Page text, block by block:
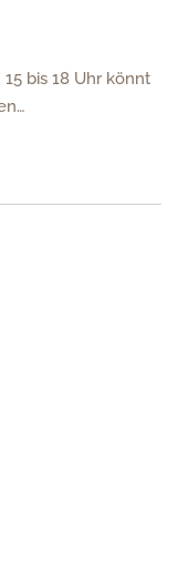
bis 18 Uhr könnt